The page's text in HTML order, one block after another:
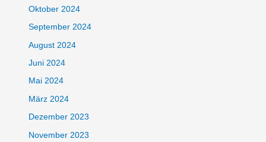
Oktober 2024
September 2024
August 2024
Juni 2024
Mai 2024
März 2024
Dezember 2023
November 2023